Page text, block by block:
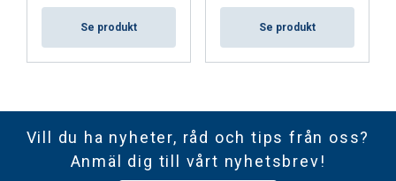
Se produkt Se produkt
Vill du ha nyheter, råd och tips från oss?
Anmäl dig till vårt nyhetsbrev!